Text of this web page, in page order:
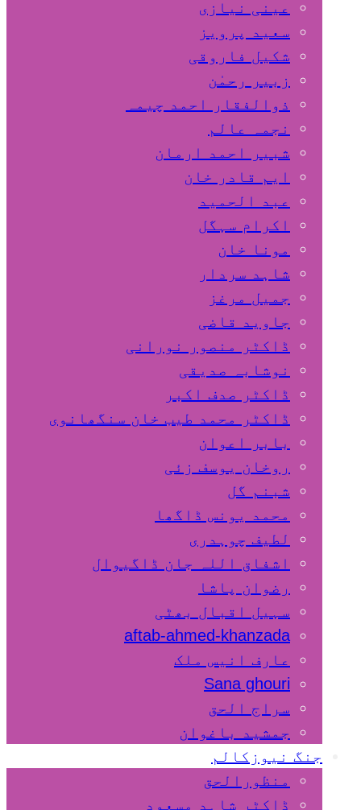
عینی نیازی
سعید پرویز
شکیل فاروقی
زبیر رحمٰن
ذوالفقار احمد چیمہ
نجمہ عالم
شبیر احمد ارمان
ایم قادر خان
عبد الحمید
اکرام سہگل
مونا خان
شاہد سردار
جمیل مرغز
جاوید قاضی
ڈاکٹر منصور نورانی
نوشابہ صدیقی
ڈاکٹر صدف اکبر
ڈاکٹر محمد طیب خان سنگھانوی
بابر اعوان
روخان یوسف زئی
شبنم گل
محمد یونس ڈاگھا
لطیف چوہدری
اشفاق اللہ جان ڈاگیوال
رضوان پاشا
سہیل اقبال بھٹی
aftab-ahmed-khanzada
عارف انیس ملک
Sana ghouri
سراج الحق
جمشید باغوان
جنگ نیوزکالم
منظورالحق
ڈاکٹر شاہد مسعود